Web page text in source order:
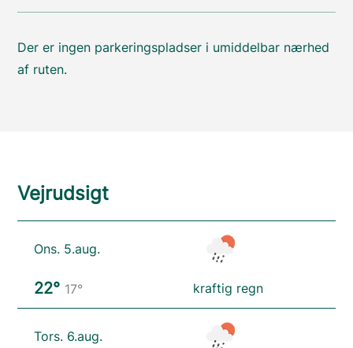
Der er ingen parkeringspladser i umiddelbar nærhed
af ruten.
Vejrudsigt
Ons. 5.aug.
22° 17° kraftig regn
Tors. 6.aug.